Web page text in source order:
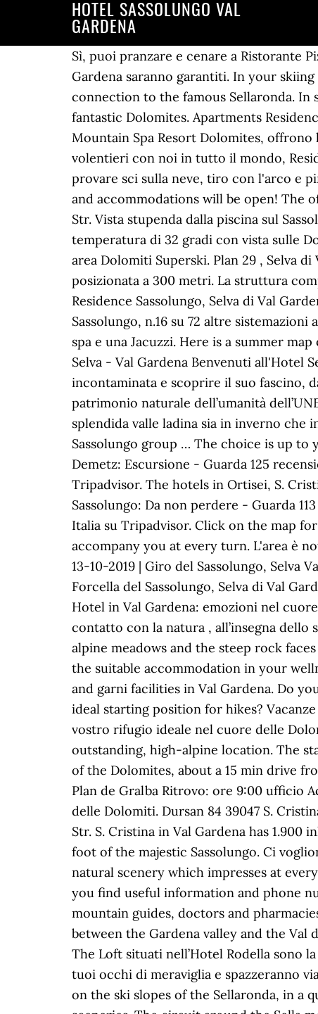
HOTEL SASSOLUNGO VAL
GARDENA
Sì, puoi pranzare e cenare a Ristorante Pizzeria Pranives a 350 metri dall'hotel. Relax ed emozioni sopra i tetti di Santa Cristina Val Gardena saranno garantiti. In your skiing holiday in the ski area Dolomiti Superski you profit in all villages of Val Gardena from the connection to the famous Sellaronda. In summer the hiking paradise S. Cristina offers numerous hiking and walking paths amidst the fantastic Dolomites. Apartments Residence Garden - Gardenahotels, Hotel La Perla: The Leading Hotels Of The World, Hotel Albion Mountain Spa Resort Dolomites, offrono le disponibilità e le tariffe imbattibili, soddisfano gli standard di qualità e affidabilità, viaggiano volentieri con noi in tutto il mondo, Residence Sassolungo Selva di Val Gardena, Residence Sassolungo Σέλβα ντι Βαλ Γκαρντένα. Puoi provare sci sulla neve, tiro con l'arco e ping pong che sono offerti in loco. Request the availability of all accommodations: All ski areas and accommodations will be open! The offer of apartments in Val Gardena is large and leaves nothing to be desired. Hotel Valpudra Str. Vista stupenda dalla piscina sul Sassolungo Scoprite la nostra nuova piscina esterna panoramica di 55m², riscaldata con una temperatura di 32 gradi con vista sulle Dolomiti. In the winter months it provides well groomed ski and snowboard slopes in the skiing area Dolomiti Superski. Plan 29 , Selva di Val Gardena , Italia , 39048 visualizzare la mappa La stazione della ferrovia urbana Nives è posizionata a 300 metri. La struttura comprende 12 … Enjoy the summer in Val Gardena from its most beautiful side. Prenota Residence Sassolungo, Selva di Val Gardena su Tripadvisor: vedi 14 recensioni, 12 foto amatoriali e offerte speciali per Residence Sassolungo, n.16 su 72 altre sistemazioni a Selva di Val Gardena con un giudizio di 4,5 su 5 L'hotel sfoggia un centro wellness, un centro spa e una Jacuzzi. Here is a summer map of the Val Gardena region, with the Sassolungo in the upper left. Plan de Gralba 15, 39048 Selva - Val Gardena Benvenuti all'Hotel Sella nelle Dolomiti della Val Gardena Se vuoi fare una vacanza dinamica nella natura incontaminata e scoprire il suo fascino, da noi non ti puoi sbagliare: il nostro Hotel Sella, infatti, si trova nel cuore delle Dolomiti, patrimonio naturale dell’umanità dell’UNESCO. Grazie alla numerosa offerta di hotel in Val Gardena , potrete dunque godervi questa splendida valle ladina sia in inverno che in estate. The valley is surrounded by impressive mountains such as the Sella group, Sassolungo group … The choice is up to you. Residence Sassolungo, Selva di Val Gardena (Italia) - Offerte e Recensioni. Rifugio Toni Demetz: Escursione - Guarda 125 recensioni imparziali, 137 foto di viaggiatori, e fantastiche offerte per Selva di Val Gardena, Italia su Tripadvisor. The hotels in Ortisei, S. Cristina and Selva offer comfort and wellbeing of the highest standard. Telecabin Forcella del Sassolungo: Da non perdere - Guarda 113 recensioni imparziali, 160 foto di viaggiatori, e fantastiche offerte per Selva di Val Gardena, Italia